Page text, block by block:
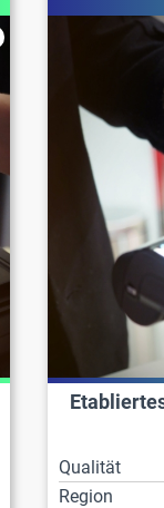
Qualität
Region